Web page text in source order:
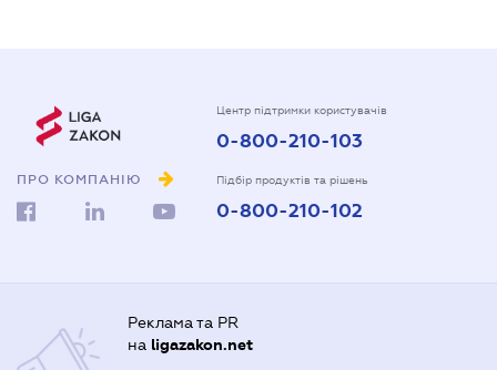
ПРО КОМПАНІЮ
Центр підтримки користувачів
0-800-210-103
Підбір продуктів та рішень
0-800-210-102
Реклама та PR
на ligazakon.net